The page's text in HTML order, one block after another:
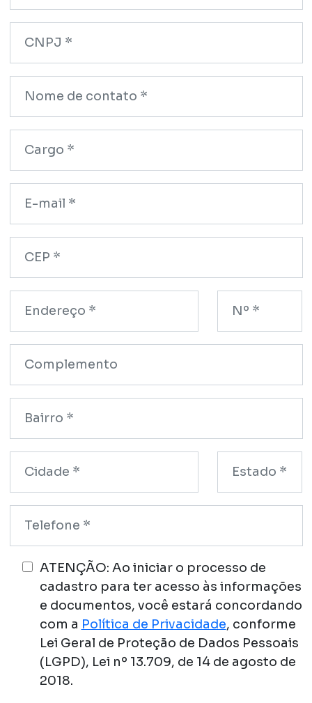
ATENÇÃO: Ao iniciar o processo de
cadastro para ter acesso às informações
e documentos, você estará concordando
com a Política de Privacidade, conforme
Lei Geral de Proteção de Dados Pessoais
(LGPD), Lei nº 13.709, de 14 de agosto de
2018.